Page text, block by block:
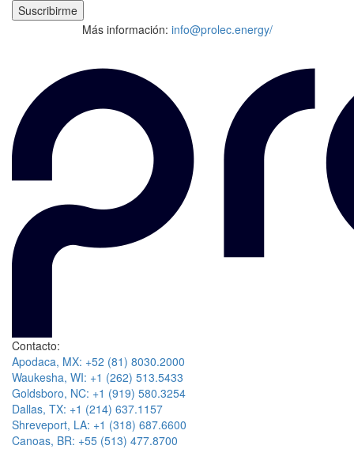
Más información: info@prolec.energy/
Contacto:
Apodaca, MX: +52 (81) 8030.2000
Waukesha, WI: +1 (262) 513.5433
Goldsboro, NC: +1 (919) 580.3254
Dallas, TX: +1 (214) 637.1157
Shreveport, LA: +1 (318) 687.6600
Canoas, BR: +55 (513) 477.8700